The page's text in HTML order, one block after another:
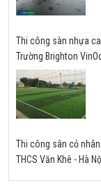
Thi công sàn nhựa
Trường Brighton
Thi công sân cỏ
THCS Văn Khê - Hà